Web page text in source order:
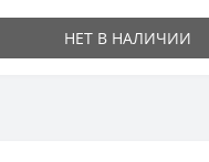
НЕТ В НАЛИЧИИ